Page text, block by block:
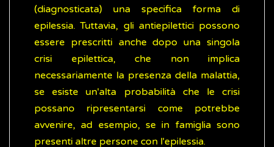
(diagnosticata) una specifica forma di
epilessia. Tuttavia, gli antiepilettici possono
essere prescritti anche dopo una singola
crisi epilettica, che non implica
necessariamente la presenza della malattia,
se esiste un'alta probabilità che le crisi
possano ripresentarsi come potrebbe
avvenire, ad esempio, se in famiglia sono
presenti altre persone con l'epilessia.